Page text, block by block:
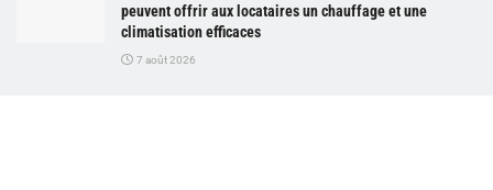
peuvent offrir aux locataires un chauffage et une
climatisation efficaces
7 août 2026